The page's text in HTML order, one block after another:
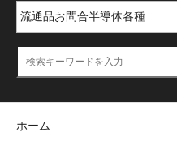
ホーム